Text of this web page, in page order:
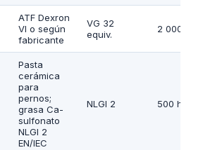
ATF Dexron
VI o según
fabricante
VG 32
equiv.
2 000 h
Pasta
cerámica
para
pernos;
grasa Ca-
sulfonato
NLGI 2
EN/IEC
NLGI 2 500 h